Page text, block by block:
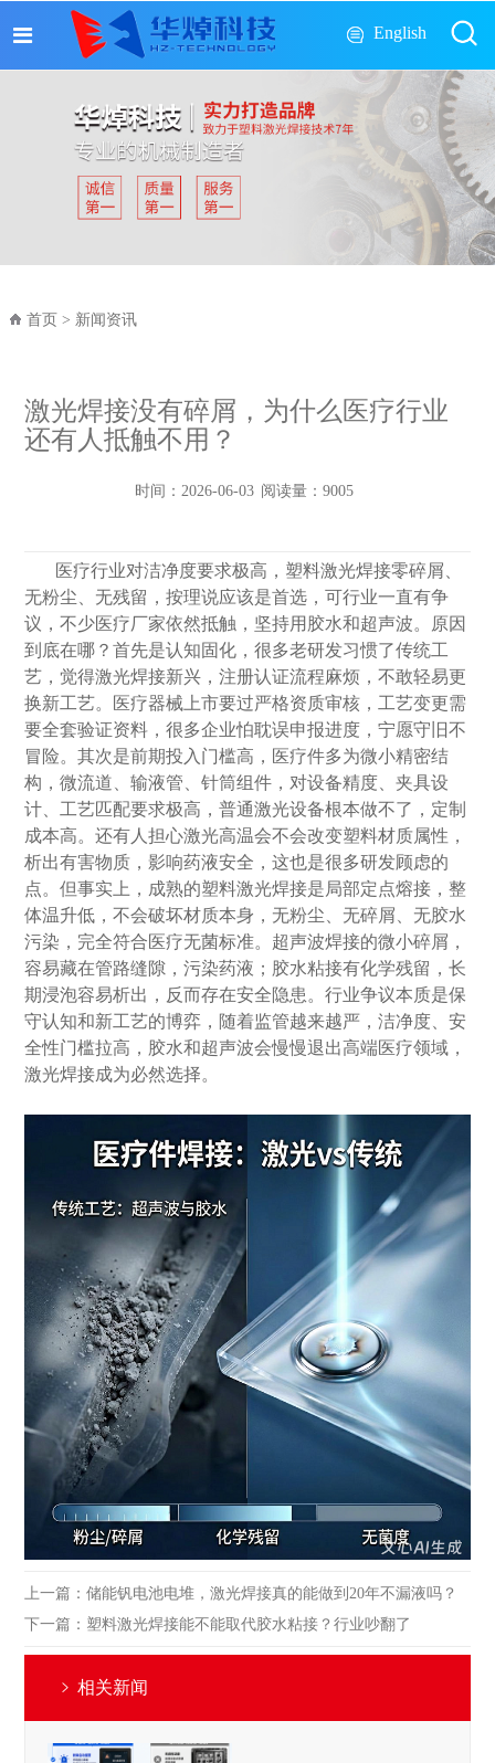
English
首页> 新闻资讯
激光焊接没有碎屑，为什么医疗行业
还有人抵触不用？
时间： 2026-06-03 阅读量： 9005
医疗行业对洁净度要求极高，塑料激光焊接零碎屑、
无粉尘、无残留，按理说应该是首选，可行业一直有争
议，不少医疗厂家依然抵触，坚持用胶水和超声波。原因
到底在哪？首先是认知固化，很多老研发习惯了传统工
艺，觉得激光焊接新兴，注册认证流程麻烦，不敢轻易更
换新工艺。医疗器械上市要过严格资质审核，工艺变更需
要全套验证资料，很多企业怕耽误申报进度，宁愿守旧不
冒险。其次是前期投入门槛高，医疗件多为微小精密结
构，微流道、输液管、针筒组件，对设备精度、夹具设
计、工艺匹配要求极高，普通激光设备根本做不了，定制
成本高。还有人担心激光高温会不会改变塑料材质属性，
析出有害物质，影响药液安全，这也是很多研发顾虑的
点。但事实上，成熟的塑料激光焊接是局部定点熔接，整
体温升低，不会破坏材质本身，无粉尘、无碎屑、无胶水
污染，完全符合医疗无菌标准。超声波焊接的微小碎屑，
容易藏在管路缝隙，污染药液；胶水粘接有化学残留，长
期浸泡容易析出，反而存在安全隐患。行业争议本质是保
守认知和新工艺的博弈，随着监管越来越严，洁净度、安
全性门槛拉高，胶水和超声波会慢慢退出高端医疗领域，
激光焊接成为必然选择。
上一篇：储能钒电池电堆，激光焊接真的能做到20年不漏液吗？
下一篇： 塑料激光焊接能不能取代胶水粘接？行业吵翻了
相关新闻